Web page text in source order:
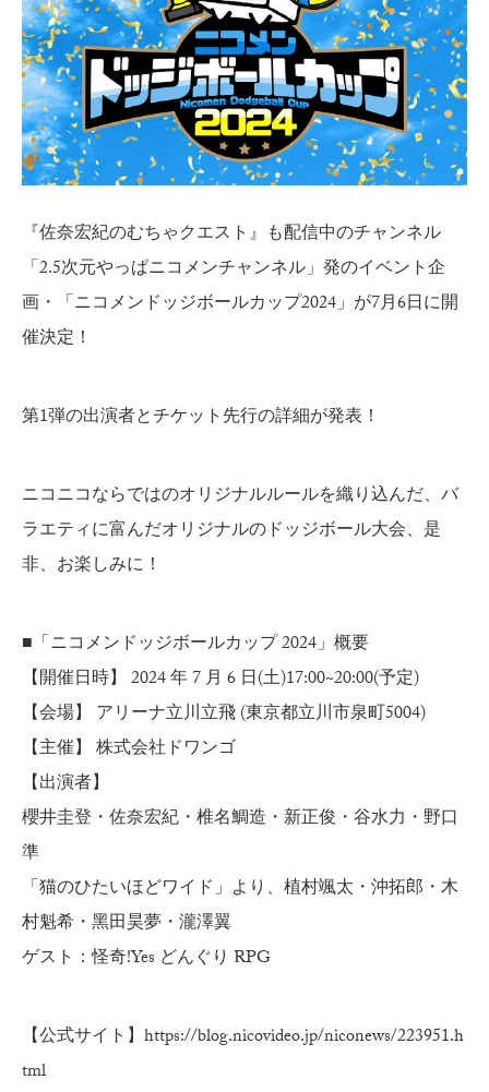
『佐奈宏紀のむちゃクエスト』も配信中のチャンネル
「2.5次元やっぱニコメンチャンネル」発のイベント企
画・「ニコメンドッジボールカップ2024」が7月6日に開
催決定！
第1弾の出演者とチケット先行の詳細が発表！
ニコニコならではのオリジナルルールを織り込んだ、バ
ラエティに富んだオリジナルのドッジボール大会、是
非、お楽しみに！
■「ニコメンドッジボールカップ 2024」概要
【開催日時】 2024 年 7 月 6 日(土)17:00~20:00(予定)
【会場】 アリーナ立川立飛 (東京都立川市泉町500­4)
【主催】 株式会社ドワンゴ
【出演者】
櫻井圭登・佐奈宏紀・椎名鯛造・新正俊・谷水力・野口
準
「猫のひたいほどワイド」より、植村颯太・沖拓郎・木
村魁希・黑田昊夢・瀧澤翼
ゲスト：怪奇!Yes どんぐり RPG
【公式サイト】 https://blog.nicovideo.jp/niconews/223951.h
tml